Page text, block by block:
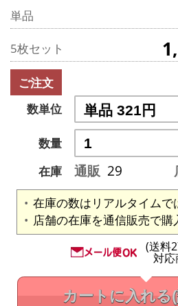
単品
5枚セット
ご注文
数単位
数量
在庫
通販 29
在庫の数はリアルタイムで
店舗の在庫を通信販売で購
(送料
対応
カートに入れる